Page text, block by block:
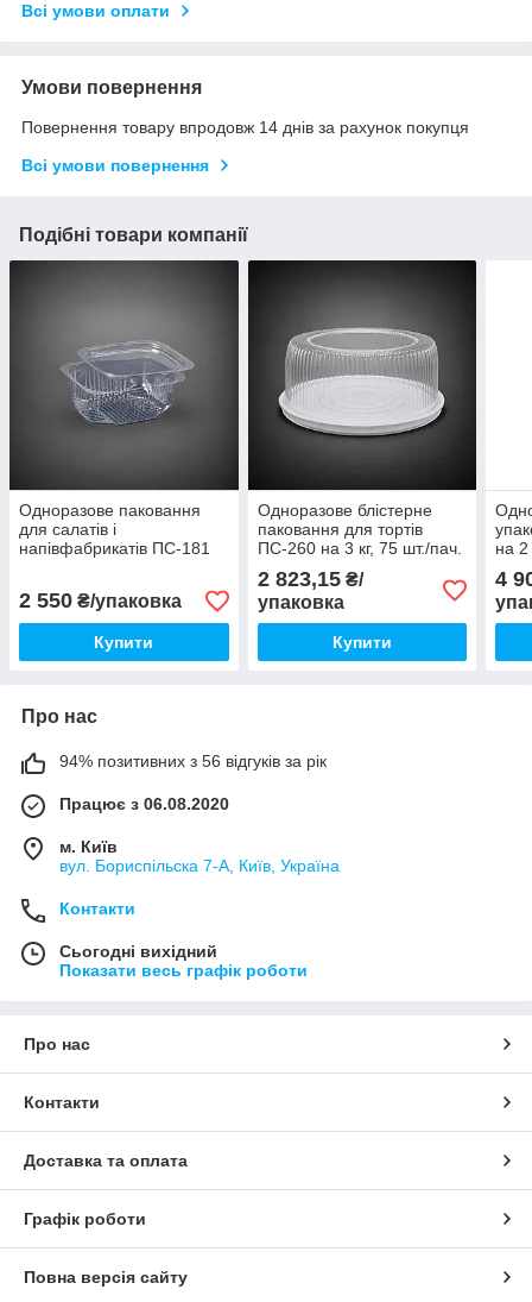
Всі умови оплати
Умови повернення
Повернення товару впродовж 14 днів за рахунок покупця
Всі умови повернення
Подібні товари компанії
Одноразове паковання
для салатів і
напівфабрикатів ПС-181
2 550 ₴/упаковка
Купити
Одноразове блістерне
паковання для тортів
ПС-260 на 3 кг, 75 шт./пач.
2 823,15₴/
упаковка
Купити
на 2
4
Про нас
94% позитивних з 56 відгуків за рік
Працює з 06.08.2020
м. Київ
вул. Бориспільска 7-А, Київ, Україна
Контакти
Сьогодні вихідний
Показати весь графік роботи
Про нас
Контакти
Доставка та оплата
Графік роботи
Повна версія сайту